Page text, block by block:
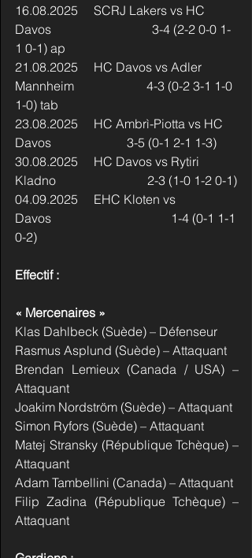
16.08.2025     SCRJ Lakers vs HC
Davos                                3-4 (2-2 0-0 1-
1 0-1) ap
21.08.2025     HC Davos vs Adler
Mannheim                       4-3 (0-2 3-1 1-0
1-0) tab
23.08.2025     HC Ambrì-Piotta vs HC
Davos                        3-5 (0-1 2-1 1-3)
30.08.2025     HC Davos vs Rytiri
Kladno                             2-3 (1-0 1-2 0-1)
04.09.2025     EHC Kloten vs
Davos                                      1-4 (0-1 1-1
0-2)
Effectif :
« Mercenaires »
Klas Dahlbeck (Suède) – Défenseur
Rasmus Asplund (Suède) – Attaquant
Brendan Lemieux (Canada / USA) –
Attaquant
Joakim Nordström (Suède) – Attaquant
Simon Ryfors (Suède) – Attaquant
Matej Stransky (République Tchèque) –
Attaquant
Adam Tambellini (Canada) – Attaquant
Filip Zadina (République Tchèque) –
Attaquant